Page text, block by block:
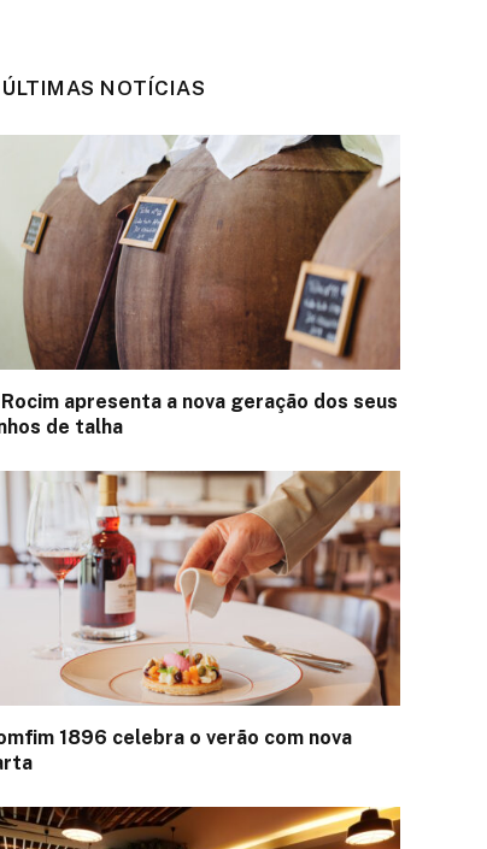
ÚLTIMAS NOTÍCIAS
apresenta a nova geração dos seus
de talha
1896 celebra o verão com nova